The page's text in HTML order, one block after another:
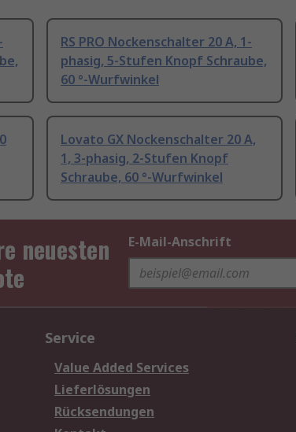
RS PRO Nockenschalter 20 A, 1-
phasig, 5-Stufen Knopf Schraube,
60 °-Wurfwinkel
Lovato GX Nockenschalter 20 A,
1, 3-phasig, 2-Stufen Knopf
Schraube, 60 °-Wurfwinkel
neuesten
E-Mail-Anschrift
Service
Value Added Services
Lieferlösungen
Rücksendungen